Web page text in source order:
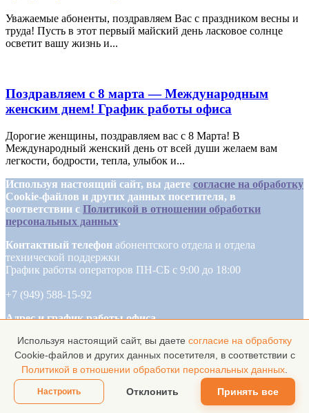
Уважаемые абоненты, поздравляем Вас с праздником весны и
труда! Пусть в этот первый майский день ласковое солнце
осветит вашу жизнь и...
Поздравляем с 8 марта — Международным
женским днем! График работы офиса
Дорогие женщины, поздравляем вас с 8 Марта! В
Международный женский день от всей души желаем вам
легкости, бодрости, тепла, улыбок и...
Используя настоящий сайт, вы даете согласие на обработку
Cookie-файлов и других данных посетителя, в
соответствии с Политикой в отношении обработки
персональных данных.
Контактный телефон абонентского отдела и отдела
технической поддержки
График работы операторов ПН-СБ с 9:00 до 18:00
+7 (949) 588-15-92
Адрес и график работы офиса
г. Донецк ул. Октября 25а
ПН-СБ с 9:00 до 18:00
Высокоскоростной интернет в Донецке и области!
Используя настоящий сайт, вы даете согласие на обработку
Cookie-файлов и других данных посетителя, в соответствии с
Политикой в отношении обработки персональных данных
Настроить Отклонить Принять все